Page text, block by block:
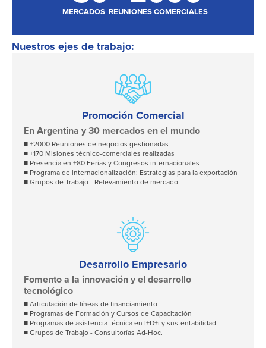
MERCADOS REUNIONES COMERCIALES
Nuestros ejes de trabajo:
Promoción Comercial
En Argentina y 30 mercados en el mundo
■ +2000 Reuniones de negocios gestionadas
■ +170 Misiones técnico-comerciales realizadas
■ Presencia en +80 Ferias y Congresos internacionales
■ Programa de internacionalización: Estrategias para la exportación
■ Grupos de Trabajo - Relevamiento de mercado
Desarrollo Empresario
Fomento a la innovación y el desarrollo
tecnológico
■ Articulación de líneas de financiamiento
■ Programas de Formación y Cursos de Capacitación
■ Programas de asistencia técnica en I+D+i y sustentabilidad
■ Grupos de Trabajo - Consultorías Ad-Hoc.